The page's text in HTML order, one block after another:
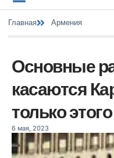
Главная Армения
Основные
касаются
только
6 мая, 2023